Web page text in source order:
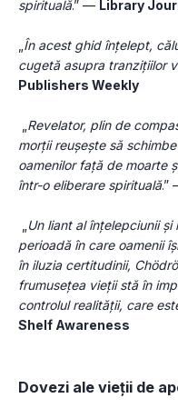
spirituală.” — Library
În acest ghid înțelept,
cugetă asupra tranzițiilor
Publishers Weekly
Revelator, plin de
morții reușește să
oamenilor față de moarte
într-o eliberare spirituală.”
Un liant al înțelepciunii
perioadă în care oamenii
în iluzia certitudinii,
frumusețea vieții stă în
controlul realității, care
Shelf Awareness
Dovezi ale vieții de